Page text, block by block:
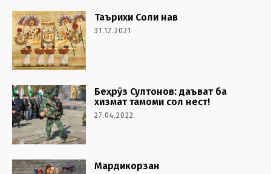
Таърихи Соли нав
31.12.2021
Беҳрӯз Султонов: даъват ба
хизмат тамоми сол нест!
27.04.2022
Мардикорзан